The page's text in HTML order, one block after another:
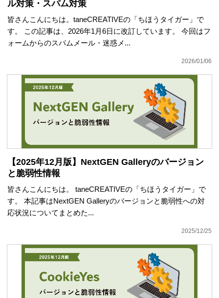
ル対策・スパム対策
皆さんこんにちは。taneCREATIVEの「ちほうタイガー」で
す。 この記事は、2026年1月6日に改訂しています。 今回はフ
ォームからのスパムメール・迷惑メ...
2026/01/06
【2025年12月版】NextGEN Galleryのバージョン
と脆弱性情報
皆さんこんにちは。 taneCREATIVEの「ちほうタイガー」で
す。 本記事はNextGEN Galleryのバージョンと脆弱性への対
応状況についてまとめた...
2025/12/25